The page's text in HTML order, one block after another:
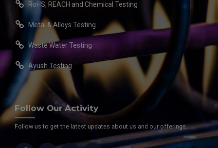
RoHS, REACH and Chemical Testing
Metal & Alloys Testing
Waste Water Testing
Ayush Testing
Follow Our Activity
Follow us to get the latest updates about us and our offerings.